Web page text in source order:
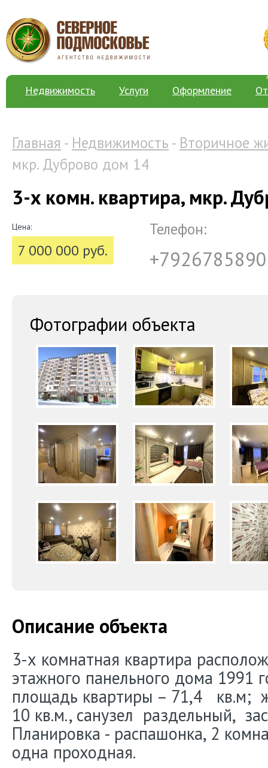
Недвижимость Услуги Оформление
Главная - Недвижимость - Вторичное
мкр. Дуброво дом 14
3-х комн. квартира, мкр.
Цена:
7 000 000 руб.
Телефон:
Фотографии объекта
Описание объекта
3-х комнатная квартира
этажного панельного дома 1991
площадь квартиры – 71,4 кв.м;
10 кв.м., санузел раздельный,
Планировка - распашонка, 2
одна проходная.